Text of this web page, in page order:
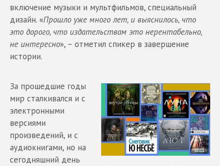
включение музыки и мультфильмов, специальный
дизайн. «Прошло уже много лет, и выяснилось, что
это дорого, что издательствам это нерентабельно,
не интересно», – отметил спикер в завершение
истории.
За прошедшие годы
мир сталкивался и с
электронными
версиями
произведений, и с
аудиокнигами, но на
сегодняшний день